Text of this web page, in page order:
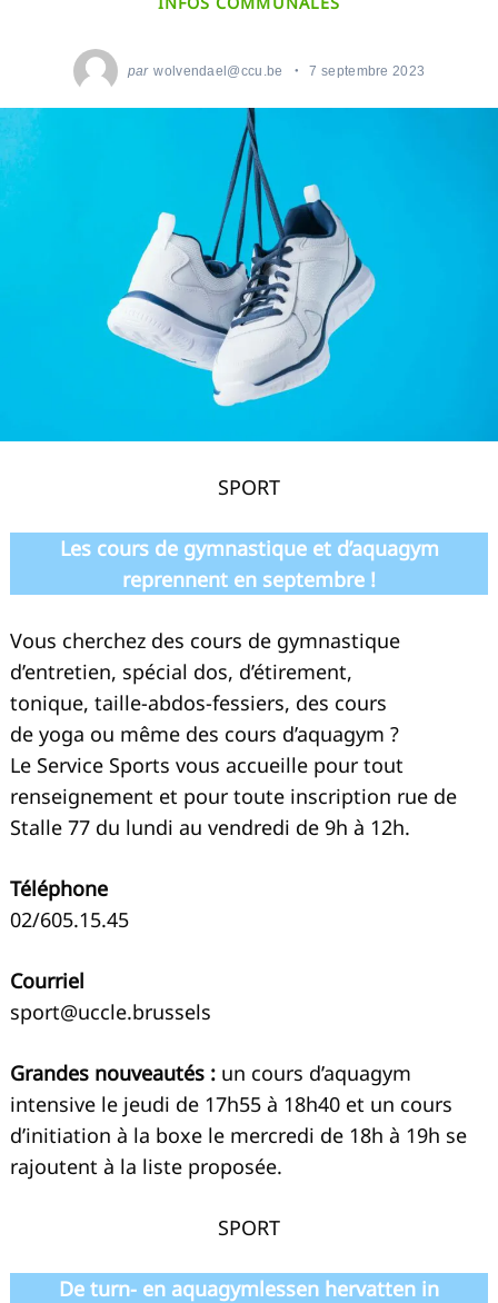
par wolvendael@ccu.be 7 septembre 2023
SPORT
Les cours de gymnastique et d’aquagym
reprennent en septembre !
Vous cherchez des cours de gymnastique
d’entretien, spécial dos, d’étirement,
tonique, taille-abdos-fessiers, des cours
de yoga ou même des cours d’aquagym ?
Le Service Sports vous accueille pour tout
renseignement et pour toute inscription rue de
Stalle 77 du lundi au vendredi de 9h à 12h.
Téléphone
02/605.15.45
Courriel
sport@uccle.brussels
Grandes nouveautés : un cours d’aquagym
intensive le jeudi de 17h55 à 18h40 et un cours
d’initiation à la boxe le mercredi de 18h à 19h se
rajoutent à la liste proposée.
SPORT
De turn- en aquagymlessen hervatten in